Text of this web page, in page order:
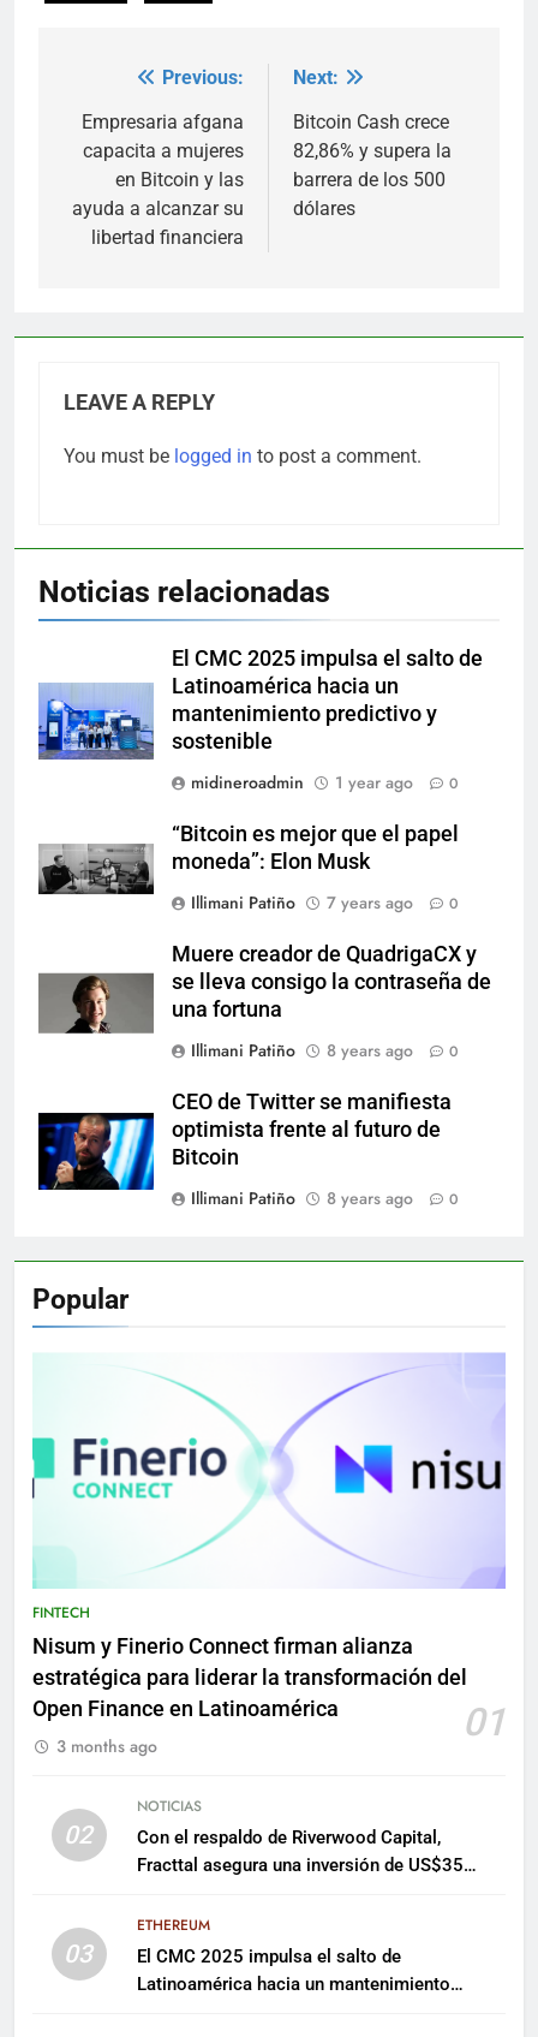
navigation
Previous:
Empresaria afgana
capacita a mujeres
en Bitcoin y las
ayuda a alcanzar su
libertad financiera
Next:
Bitcoin Cash crece
82,86% y supera la
barrera de los 500
dólares
LEAVE A REPLY
You must be logged in to post a comment.
Noticias relacionadas
El CMC 2025 impulsa el salto de
Latinoamérica hacia un
mantenimiento predictivo y
sostenible
midineroadmin
1 year ago 0
“Bitcoin es mejor que el papel
moneda”: Elon Musk
Illimani Patiño
7 years ago 0
Muere creador de QuadrigaCX y
se lleva consigo la contraseña de
una fortuna
Illimani Patiño
8 years ago 0
CEO de Twitter se manifiesta
optimista frente al futuro de
Bitcoin
Illimani Patiño
8 years ago 0
Popular
FINTECH
Nisum y Finerio Connect firman alianza
estratégica para liderar la transformación del
Open Finance en Latinoamérica
01
3 months ago
02
NOTICIAS
Con el respaldo de Riverwood Capital,
Fracttal asegura una inversión de US$35
03
ETHEREUM
El CMC 2025 impulsa el salto de
Latinoamérica hacia un mantenimiento